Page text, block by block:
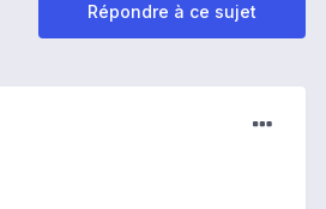
Répondre à ce sujet